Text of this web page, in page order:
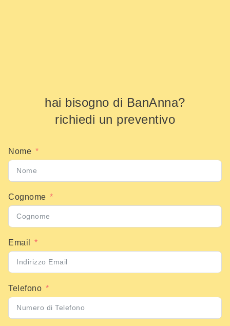
hai bisogno di BanAnna?
richiedi un preventivo
Nome
Cognome
Email
Telefono